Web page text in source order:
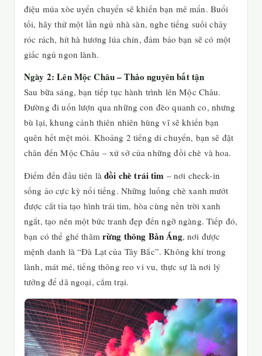
điệu múa xòe uyển chuyển sẽ khiến bạn mê mẩn. Buổi
tối, hãy thử một lần ngủ nhà sàn, nghe tiếng suối chảy
róc rách, hít hà hương lúa chín, đảm bảo bạn sẽ có một
giấc ngủ ngon lành.
Ngày 2: Lên Mộc Châu – Thảo nguyên bất tận
Sau bữa sáng, bạn tiếp tục hành trình lên Mộc Châu.
Đường đi uốn lượn qua những con đèo quanh co, nhưng
bù lại, khung cảnh thiên nhiên hùng vĩ sẽ khiến bạn
quên hết mệt mỏi. Khoảng 2 tiếng di chuyển, bạn sẽ đặt
chân đến Mộc Châu – xứ sở của những đồi chè và hoa.
Điểm đến đầu tiên làđồi chè trái tim – nơi check-in
sống ảo cực kỳ nổi tiếng. Những luống chè xanh mướt
được cắt tỉa tạo hình trái tim, hòa cùng nền trời xanh
ngắt, tạo nên một bức tranh đẹp đến ngỡ ngàng. Tiếp đó,
bạn có thể ghé thămrừng thông Bản Áng, nơi được
mệnh danh là “Đà Lạt của Tây Bắc”. Không khí trong
lành, mát mẻ, tiếng thông reo vi vu, thực sự là nơi lý
tưởng để dã ngoại, cắm trại.